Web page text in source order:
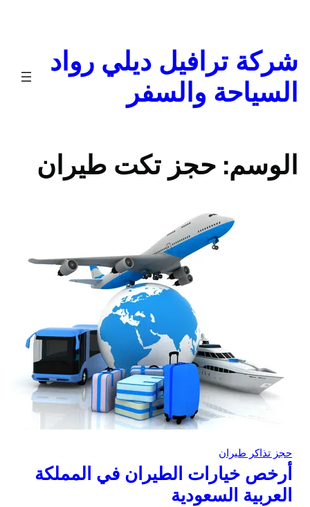
شركة ترافيل ديلي رواد
السياحة والسفر
الوسم: حجز تكت طيران
حجز تذاكر طيران
أرخص خيارات الطيران في المملكة
العربية السعودية